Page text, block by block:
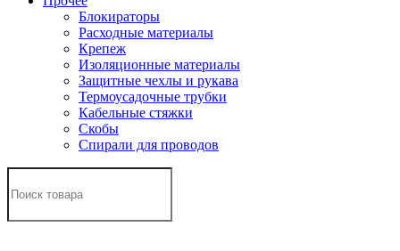
Блокираторы
Расходные материалы
Крепеж
Изоляционные материалы
Защитные чехлы и рукава
Термоусадочные трубки
Кабельные стяжки
Скобы
Спирали для проводов